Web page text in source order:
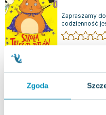
Zgoda
Zapraszamy
codzienność
wyjątkowy
14.25zł jak nowa
16.99złtaniej o2.74zł